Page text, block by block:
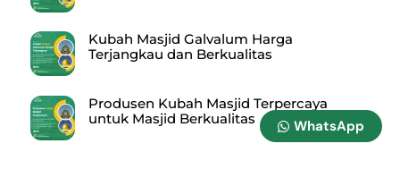
WhatsApp
Kubah Masjid Galvalum Harga
Terjangkau dan Berkualitas
Produsen Kubah Masjid Terpercaya
untuk Masjid Berkualitas